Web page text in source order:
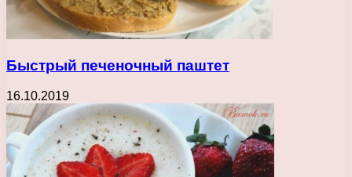
Быстрый печеночный паштет
16.10.2019